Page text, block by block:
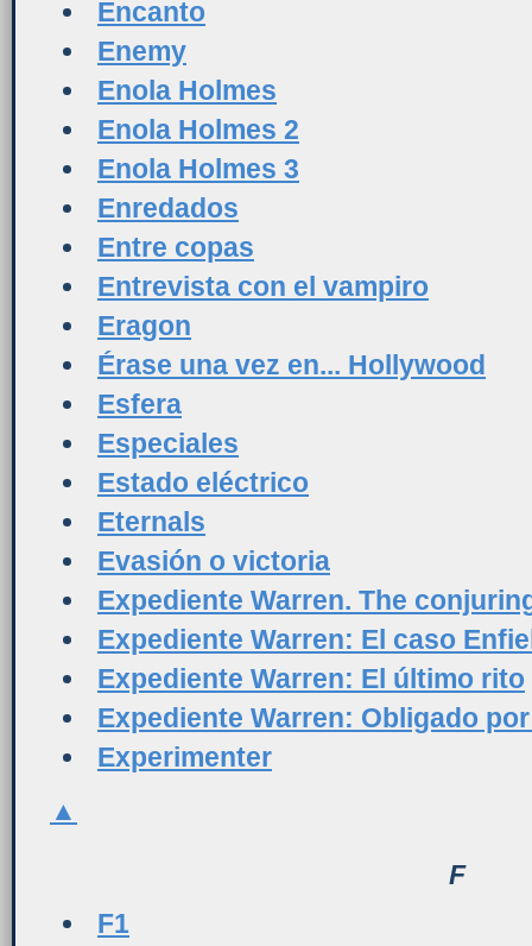
Encanto
Enemy
Enola Holmes
Enola Holmes 2
Enola Holmes 3
Enredados
Entre copas
Entrevista con el vampiro
Eragon
Érase una vez en... Hollywood
Esfera
Especiales
Estado eléctrico
Eternals
Evasión o victoria
Expediente Warren. The
Expediente Warren: El caso
Expediente Warren: El último rito
Expediente Warren: Obligado
Experimenter
▲
F
F1